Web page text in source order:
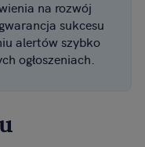
na rozwój
sukcesu
alertów szybko
ogłoszeniach.